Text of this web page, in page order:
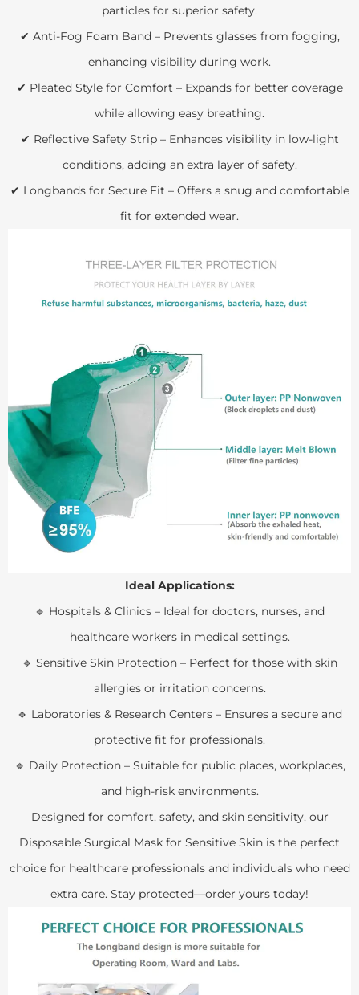
particles for superior safety.
✔ Anti-Fog Foam Band – Prevents glasses from fogging,
enhancing visibility during work.
✔ Pleated Style for Comfort – Expands for better coverage
while allowing easy breathing.
✔ Reflective Safety Strip – Enhances visibility in low-light
conditions, adding an extra layer of safety.
✔ Longbands for Secure Fit – Offers a snug and comfortable
fit for extended wear.
Ideal Applications:
🔹 Hospitals & Clinics – Ideal for doctors, nurses, and
healthcare workers in medical settings.
🔹 Sensitive Skin Protection – Perfect for those with skin
allergies or irritation concerns.
🔹 Laboratories & Research Centers – Ensures a secure and
protective fit for professionals.
🔹 Daily Protection – Suitable for public places, workplaces,
and high-risk environments.
Designed for comfort, safety, and skin sensitivity, our
Disposable Surgical Mask for Sensitive Skin is the perfect
choice for healthcare professionals and individuals who need
extra care. Stay protected—order yours today!